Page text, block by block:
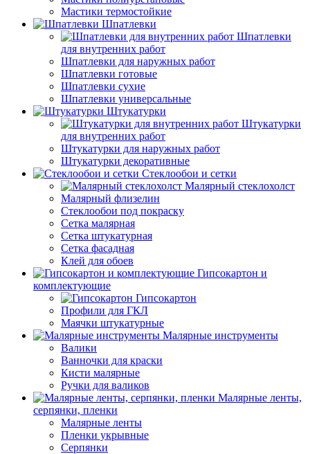
Мастики термостойкие
Шпатлевки
Шпатлевки
для внутренних работ
Шпатлевки для наружных работ
Шпатлевки готовые
Шпатлевки сухие
Шпатлевки универсальные
Штукатурки
Штукатурки
для внутренних работ
Штукатурки для наружных работ
Штукатурки декоративные
Стеклообои и сетки
Малярный стеклохолст
Малярный флизелин
Стеклообои под покраску
Сетка малярная
Сетка штукатурная
Сетка фасадная
Клей для обоев
Гипсокартон и
комплектующие
Гипсокартон
Профили для ГКЛ
Маячки штукатурные
Малярные инструменты
Валики
Ванночки для краски
Кисти малярные
Ручки для валиков
Малярные ленты,
серпянки, пленки
Малярные ленты
Пленки укрывные
Серпянки